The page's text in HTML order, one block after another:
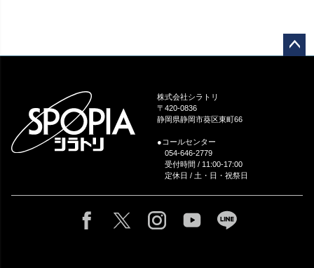
株式会社シラトリ
〒420-0836
静岡県静岡市葵区東町66
●コールセンター
054-646-2779
受付時間 / 11:00-17:00
定休日 / 土・日・祝祭日